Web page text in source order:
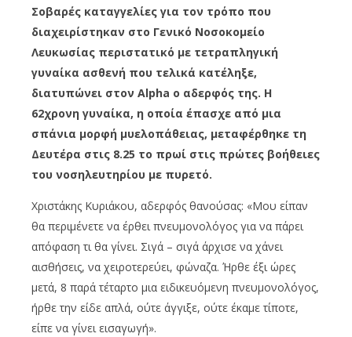
Σοβαρές καταγγελίες για τον τρόπο που
διαχειρίστηκαν στο Γενικό Νοσοκομείο
Λευκωσίας περιστατικό με τετραπληγική
γυναίκα ασθενή που τελικά κατέληξε,
διατυπώνει στον Alpha ο αδερφός της. Η
62χρονη γυναίκα, η οποία έπασχε από μια
σπάνια μορφή μυελοπάθειας, μεταφέρθηκε τη
Δευτέρα στις 8.25 το πρωί στις πρώτες βοήθειες
του νοσηλευτηρίου με πυρετό.
Χριστάκης Κυριάκου, αδερφός θανούσας: «Μου είπαν
θα περιμένετε να έρθει πνευμονολόγος για να πάρει
απόφαση τι θα γίνει. Σιγά – σιγά άρχισε να χάνει
αισθήσεις, να χειροτερεύει, φώναζα. Ήρθε έξι ώρες
μετά, 8 παρά τέταρτο μια ειδικευόμενη πνευμονολόγος,
ήρθε την είδε απλά, ούτε άγγιξε, ούτε έκαμε τίποτε,
είπε να γίνει εισαγωγή».